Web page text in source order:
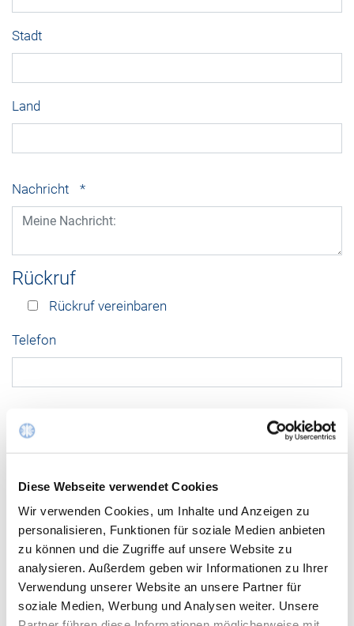
Diese Webseite verwendet Cookies
Wir verwenden Cookies, um Inhalte und Anzeigen zu
personalisieren, Funktionen für soziale Medien anbieten
zu können und die Zugriffe auf unsere Website zu
analysieren. Außerdem geben wir Informationen zu Ihrer
Verwendung unserer Website an unsere Partner für
soziale Medien, Werbung und Analysen weiter. Unsere
Stadt
Land
Nachricht *
Rückruf
Rückruf vereinbaren
Telefon
Datenschutz
Ich habe dieDatenschutzbestimmungenfür die
zu.
Datenschutzerklärung zur Kenntnis
genommen *
Friendly Captcha